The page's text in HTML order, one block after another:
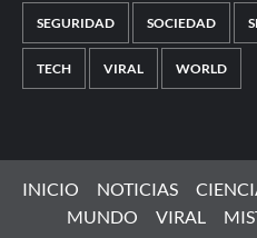
SEGURIDAD SOCIEDAD
TECH VIRAL WORLD
INICIO NOTICIAS
MUNDO
VIRAL